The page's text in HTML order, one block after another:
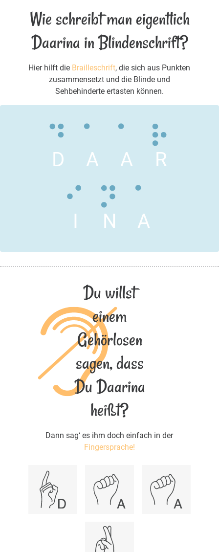
Wie schreibt man eigentlich
Daarina in Blindenschrift?
Hier hilft die Brailleschrift, die sich aus Punkten
zusammensetzt und die Blinde und
Sehbehinderte ertasten können.
D A A R
I N A
Du willst
einem
Gehörlosen
sagen, dass
Du Daarina
heißt?
Dann sag‘ es ihm doch einfach in der
Fingersprache!